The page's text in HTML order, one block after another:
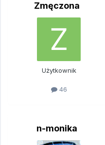
Zmęczona
Użytkownik
46
n-monika